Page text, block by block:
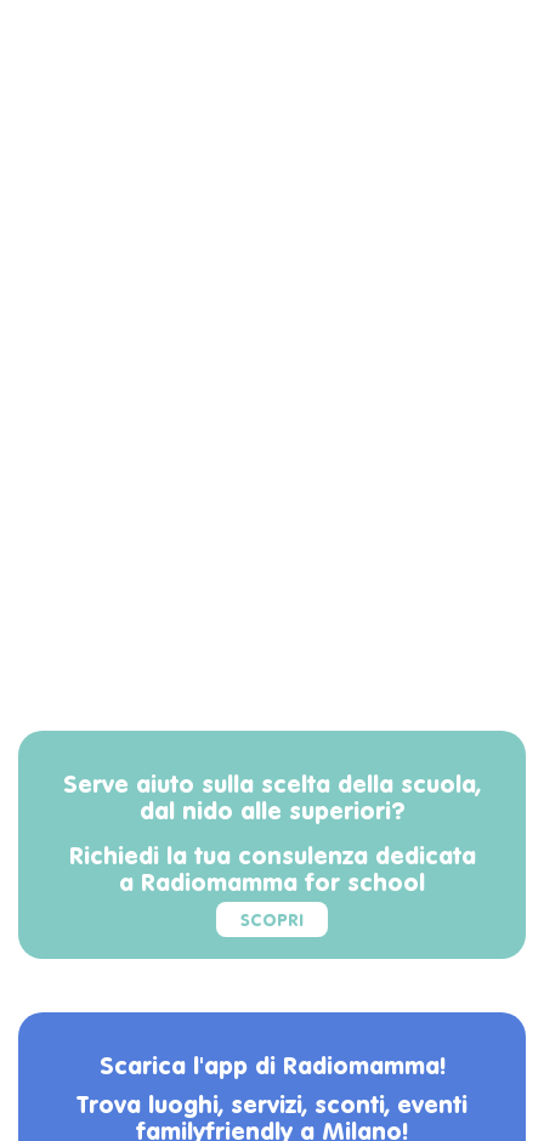
Serve aiuto sulla scelta della scuola,
dal nido alle superiori?
Richiedi la tua consulenza dedicata
a Radiomamma for school
SCOPRI
Scarica l'app di Radiomamma!
Trova luoghi, servizi, sconti, eventi
familyfriendly a Milano!